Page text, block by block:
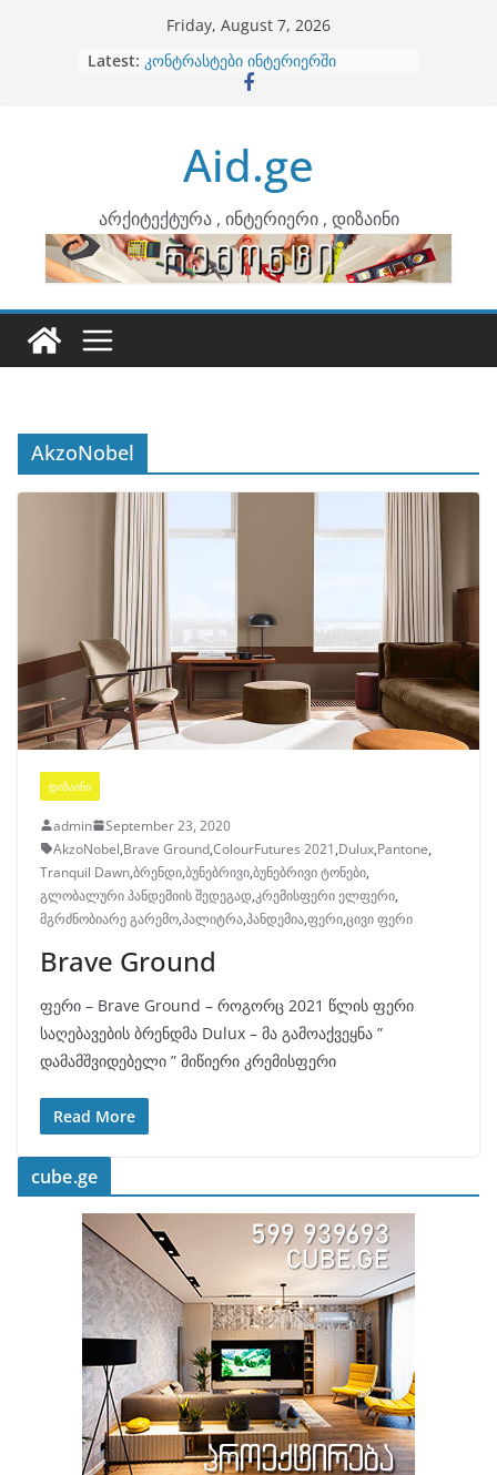
Friday, August 7, 2026
Latest: ბინების გაერთიანება
კონტრასტები ინტერიერში
ინტერიერის დიზიანი
არტემიდი წარმოგიდგენთ
Aid.ge
არქიტექტურა , ინტერიერი , დიზაინი
AkzoNobel
ᲓᲘᲖᲐᲘᲜᲘ
admin
September 23, 2020
AkzoNobel,Brave Ground,ColourFutures 2021,Dulux,Pantone,
Tranquil Dawn,ბრენდი,ბუნებრივი,ბუნებრივი ტონები,
გლობალური პანდემიის შედეგად,კრემისფერი ელფერი,
მგრძნობიარე გარემო,პალიტრა,პანდემია,ფერი,ცივი ფერი
Brave Ground
ფერი – Brave Ground – როგორც 2021 წლის ფერი
საღებავების ბრენდმა Dulux – მა გამოაქვეყნა ”
დამამშვიდებელი ” მიწიერი კრემისფერი
Read More
cube.ge